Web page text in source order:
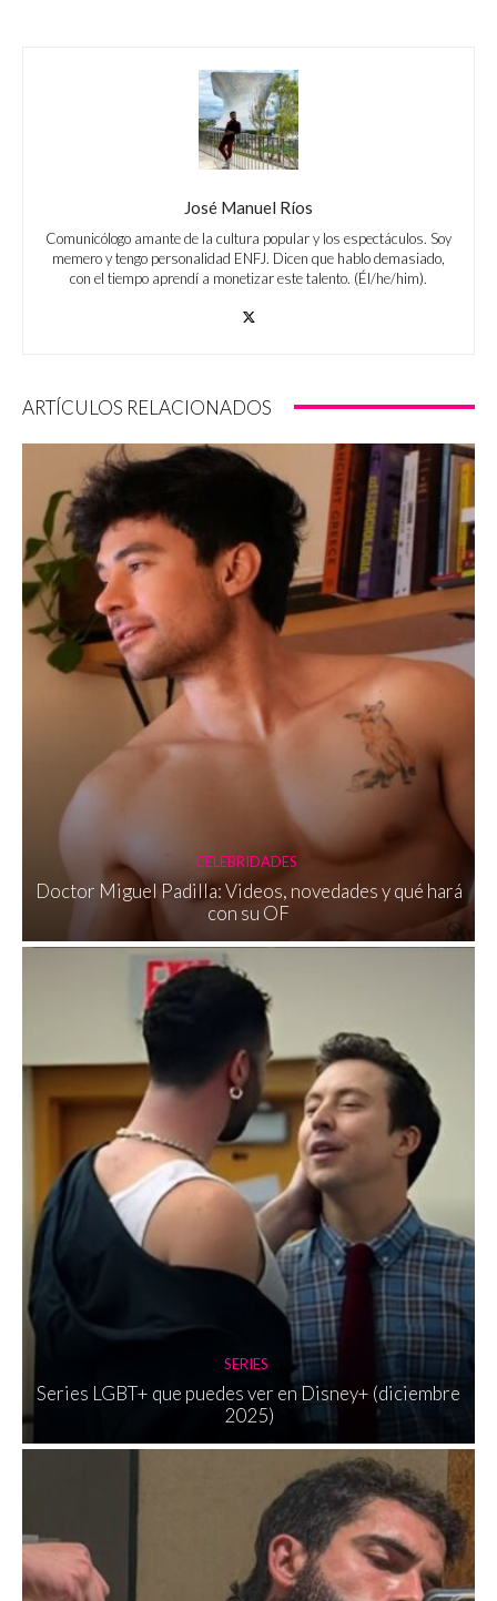
José Manuel Ríos
Comunicólogo amante de la cultura popular y los espectáculos. Soy
memero y tengo personalidad ENFJ. Dicen que hablo demasiado,
con el tiempo aprendí a monetizar este talento. (Él/he/him).
ARTÍCULOS RELACIONADOS
CELEBRIDADES
Doctor Miguel Padilla: Videos, novedades y qué hará
con su OF
SERIES
Series LGBT+ que puedes ver en Disney+ (diciembre
2025)